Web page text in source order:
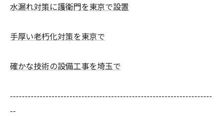
水漏れ対策に護衛門を東京で設置
手厚い老朽化対策を東京で
確かな技術の設備工事を埼玉で
--------------------------------------------------------------------
--